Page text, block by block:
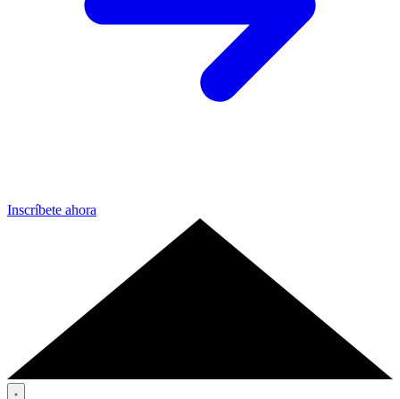
Inscríbete ahora